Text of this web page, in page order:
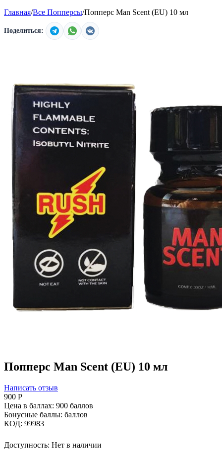
Главная/Все Попперсы/Попперс Man Scent (EU) 10 мл
Поделиться:
Попперс Man Scent (EU) 10 мл
Написать отзыв
900 Р
Цена в баллах: 900 баллов
Бонусные баллы: баллов
КОД: 99983
Доступность: Нет в наличии